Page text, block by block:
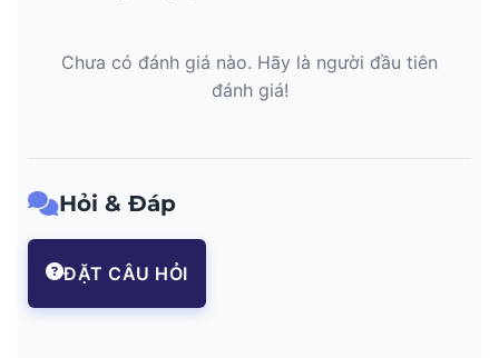
Chưa có đánh giá nào. Hãy là người đầu tiên
đánh giá!
Hỏi & Đáp
ĐẶT CÂU HỎI